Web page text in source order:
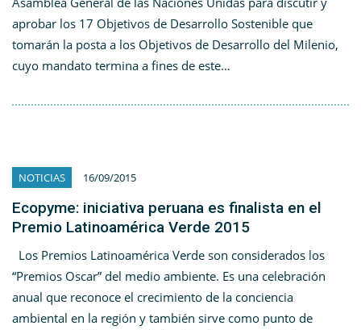
aprobar los 17 Objetivos de Desarrollo Sostenible que
tomarán la posta a los Objetivos de Desarrollo del Milenio,
cuyo mandato termina a fines de este…
NOTICIAS 16/09/2015
Ecopyme: iniciativa peruana es finalista en el
Premio Latinoamérica Verde 2015
Los Premios Latinoamérica Verde son considerados los
“Premios Oscar” del medio ambiente. Es una celebración
anual que reconoce el crecimiento de la conciencia
ambiental en la región y también sirve como punto de